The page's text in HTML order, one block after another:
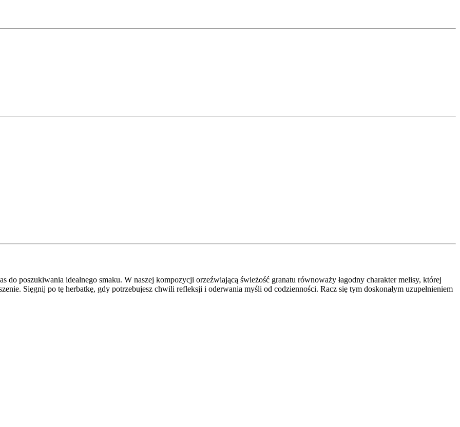
do poszukiwania idealnego smaku. W naszej kompozycji orzeźwiającą świeżość granatu równoważy łagodny charakter melisy, której
Sięgnij po tę herbatkę, gdy potrzebujesz chwili refleksji i oderwania myśli od codzienności. Racz się tym doskonałym uzupełnieniem